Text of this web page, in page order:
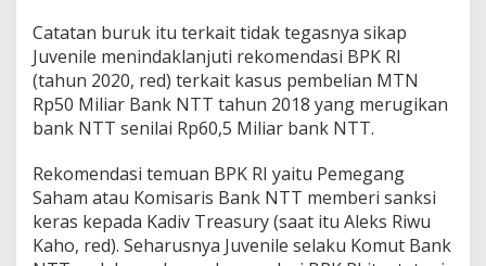
Catatan buruk itu terkait tidak tegasnya sikap
Juvenile menindaklanjuti rekomendasi BPK RI
(tahun 2020, red) terkait kasus pembelian MTN
Rp50 Miliar Bank NTT tahun 2018 yang merugikan
bank NTT senilai Rp60,5 Miliar bank NTT.
Rekomendasi temuan BPK RI yaitu Pemegang
Saham atau Komisaris Bank NTT memberi sanksi
keras kepada Kadiv Treasury (saat itu Aleks Riwu
Kaho, red). Seharusnya Juvenile selaku Komut Bank